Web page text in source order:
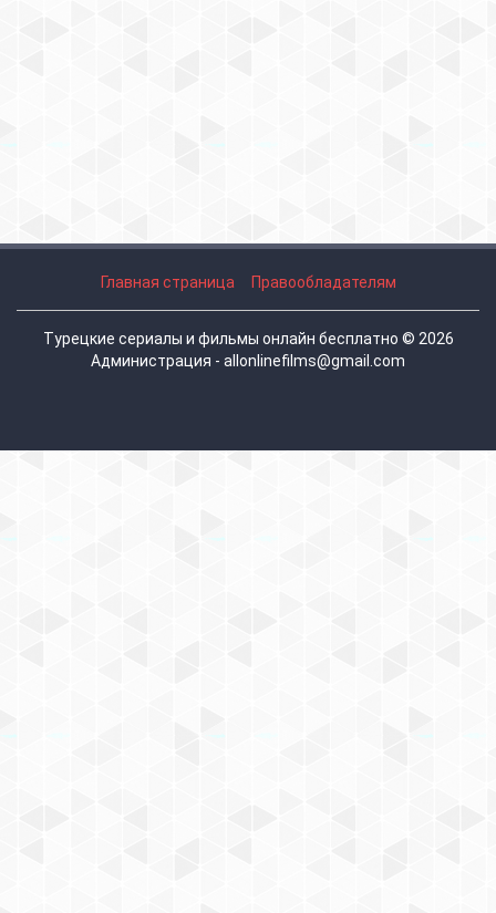
Главная страница Правообладателям
Турецкие сериалы и фильмы онлайн бесплатно © 2026
Администрация - allonlinefilms@gmail.com